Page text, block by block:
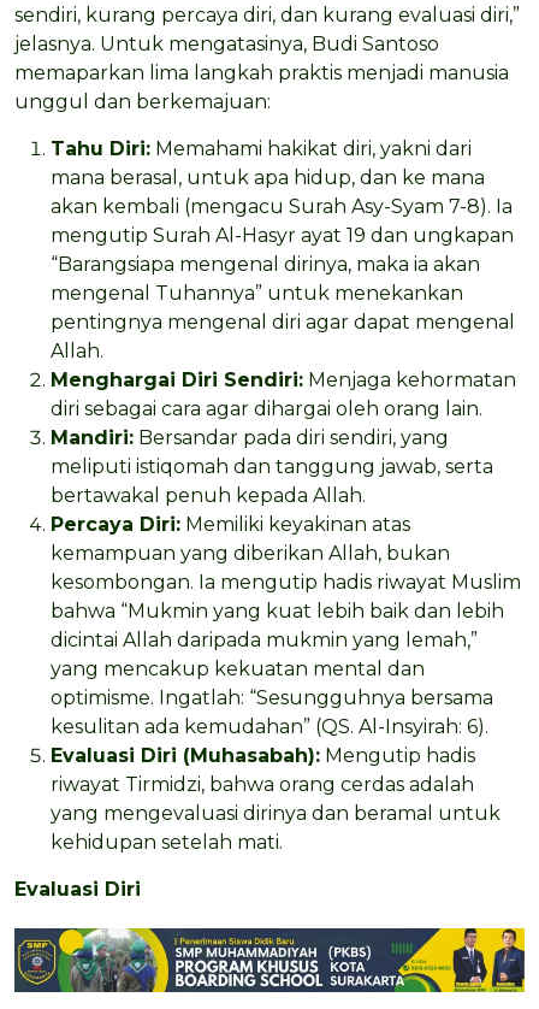
sendiri, kurang percaya diri, dan kurang evaluasi diri,”
jelasnya. Untuk mengatasinya, Budi Santoso
memaparkan lima langkah praktis menjadi manusia
unggul dan berkemajuan:
Tahu Diri: Memahami hakikat diri, yakni dari
mana berasal, untuk apa hidup, dan ke mana
akan kembali (mengacu Surah Asy-Syam 7-8). Ia
mengutip Surah Al-Hasyr ayat 19 dan ungkapan
“Barangsiapa mengenal dirinya, maka ia akan
mengenal Tuhannya” untuk menekankan
pentingnya mengenal diri agar dapat mengenal
Allah.
Menghargai Diri Sendiri: Menjaga kehormatan
diri sebagai cara agar dihargai oleh orang lain.
Mandiri: Bersandar pada diri sendiri, yang
meliputi istiqomah dan tanggung jawab, serta
bertawakal penuh kepada Allah.
Percaya Diri: Memiliki keyakinan atas
kemampuan yang diberikan Allah, bukan
kesombongan. Ia mengutip hadis riwayat Muslim
bahwa “Mukmin yang kuat lebih baik dan lebih
dicintai Allah daripada mukmin yang lemah,”
yang mencakup kekuatan mental dan
optimisme. Ingatlah: “Sesungguhnya bersama
kesulitan ada kemudahan” (QS. Al-Insyirah: 6).
Evaluasi Diri (Muhasabah): Mengutip hadis
riwayat Tirmidzi, bahwa orang cerdas adalah
yang mengevaluasi dirinya dan beramal untuk
kehidupan setelah mati.
Evaluasi Diri